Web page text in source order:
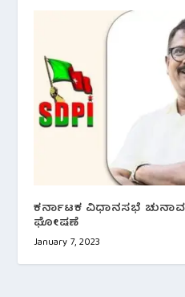
ಕರ್ನಾಟಕ ವಿಧಾನಸಭೆ
ಘೋಷಣೆ
January 7, 2023